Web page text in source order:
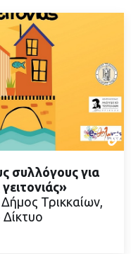
συλλόγους για
Τρικκαίων,